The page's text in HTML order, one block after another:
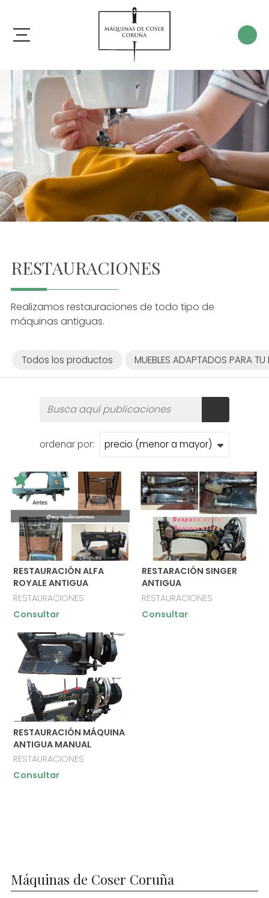
RESTAURACIONES
Realizamos restauraciones de todo tipo de
máquinas antiguas.
Todos los productos MUEBLES ADAPTADOS PARA
ordenar por:
RESTAURACIÓN ALFA
ROYALE ANTIGUA
RESTAURACIONES
Consultar
RESTARACIÓN SINGER
ANTIGUA
RESTAURACIONES
Consultar
RESTAURACIÓN MÁQUINA
ANTIGUA MANUAL
RESTAURACIONES
Consultar
Máquinas de Coser Coruña